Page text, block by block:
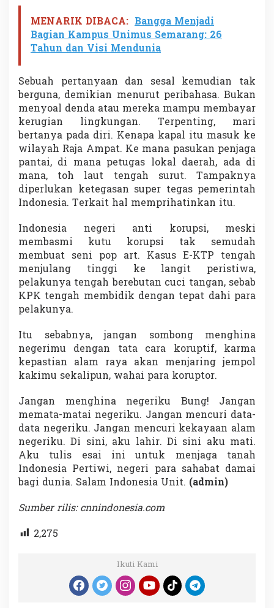
MENARIK DIBACA: Bangga Menjadi
Bagian Kampus Unimus Semarang: 26
Tahun dan Visi Mendunia
Sebuah pertanyaan dan sesal kemudian tak
berguna, demikian menurut peribahasa. Bukan
menyoal denda atau mereka mampu membayar
kerugian lingkungan. Terpenting, mari
bertanya pada diri. Kenapa kapal itu masuk ke
wilayah Raja Ampat. Ke mana pasukan penjaga
pantai, di mana petugas lokal daerah, ada di
mana, toh laut tengah surut. Tampaknya
diperlukan ketegasan super tegas pemerintah
Indonesia. Terkait hal memprihatinkan itu.
Indonesia negeri anti korupsi, meski
membasmi kutu korupsi tak semudah
membuat seni pop art. Kasus E-KTP tengah
menjulang tinggi ke langit peristiwa,
pelakunya tengah berebutan cuci tangan, sebab
KPK tengah membidik dengan tepat dahi para
pelakunya.
Itu sebabnya, jangan sombong menghina
negerimu dengan tata cara koruptif, karma
kepastian alam raya akan menjaring jempol
kakimu sekalipun, wahai para koruptor.
Jangan menghina negeriku Bung! Jangan
memata-matai negeriku. Jangan mencuri data-
data negeriku. Jangan mencuri kekayaan alam
negeriku. Di sini, aku lahir. Di sini aku mati.
Aku tulis esai ini untuk menjaga tanah
Indonesia Pertiwi, negeri para sahabat damai
bagi dunia. Salam Indonesia Unit. (admin)
Sumber rilis: cnnindonesia.com
2,275
Ikuti Kami